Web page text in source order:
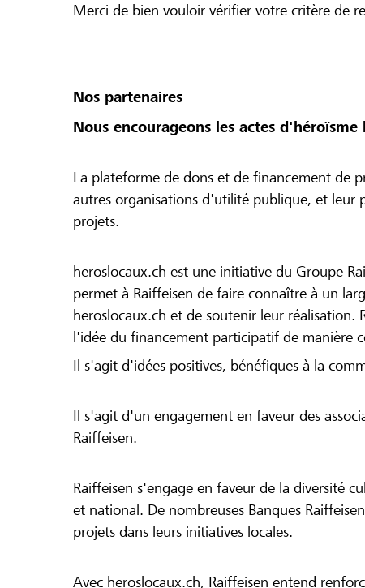
Merci de bien vouloir vérifier votre critère de
Nos partenaires
Nous encourageons les actes d'héroïsme
La plateforme de dons et de financement de
autres organisations d'utilité publique, et leur
projets.
heroslocaux.ch est une initiative du Groupe
permet à Raiffeisen de faire connaître à un
heroslocaux.ch et de soutenir leur réalisation.
l'idée du financement participatif de manière
Il s'agit d'idées positives, bénéfiques à la
Il s'agit d'un engagement en faveur des
Raiffeisen.
Raiffeisen s'engage en faveur de la diversité
et national. De nombreuses Banques
projets dans leurs initiatives locales.
Avec heroslocaux.ch, Raiffeisen entend